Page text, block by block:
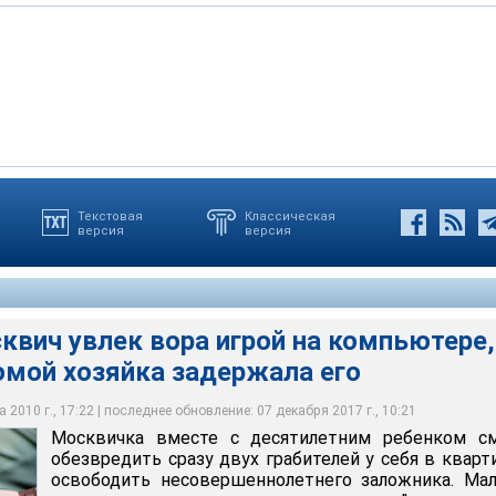
Текстовая
версия
Классическая
версия
увлек вора игрой на
хозяйка задержала его
2010 г., 17:22 | последнее обновление: 07 декабря 2017 г., 10:21
с ним на компьютере
Москвичка вместе с десятилетним ребенком
обезвредить сразу двух грабителей у себя в
освободить несовершеннолетнего заложника.